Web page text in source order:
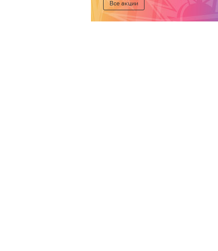
Все акции